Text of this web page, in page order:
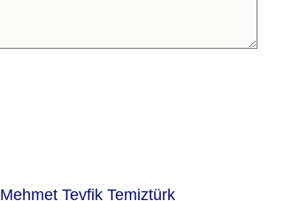
Mehmet Tevfik Temiztürk